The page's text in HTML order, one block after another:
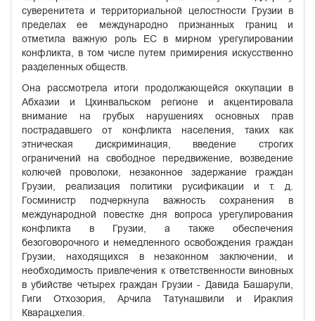
суверенитета и территориальной целостности Грузии в
пределах ее международно признанных границ и
отметила важную роль ЕС в мирном урегулировании
конфликта, в том числе путем примирения искусственно
разделенных обществ.
Она рассмотрела итоги продолжающейся оккупации в
Абхазии и Цхинвальском регионе и акцентировала
внимание на грубых нарушениях основных прав
пострадавшего от конфликта населения, таких как
этническая дискриминация, введение строгих
ограничений на свободное передвижение, возведение
колючей проволоки, незаконное задержание граждан
Грузии, реализация политики русификации и т. д.
Госминистр подчеркнула важность сохранения в
международной повестке дня вопроса урегулирования
конфликта в Грузии, а также обеспечения
безоговорочного и немедленного освобождения граждан
Грузии, находящихся в незаконном заключении, и
необходимость привлечения к ответственности виновных
в убийстве четырех граждан Грузии - Давида Башарули,
Гиги Отхозория, Арчила Татунашвили и Ираклия
Кварацхелия.